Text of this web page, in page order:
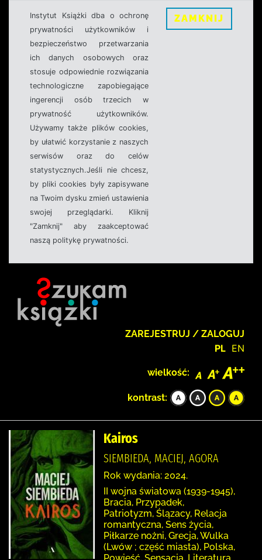
Instytut Książki dba o ochronę
prywatności użytkowników i
bezpieczeństwo przetwarzania
ich danych osobowych oraz
stosuje odpowiednie rozwiązania
technologiczne zapobiegające
ingerencji osób trzecich w
prywatność użytkowników.
Używamy także plików cookies,
by ułatwić korzystanie z naszych
serwisów oraz do celów
statystycznych.Jeśli nie chcesz,
by pliki cookies były zapisywane
na Twoim dysku zmień ustawienia
swojej przeglądarki. Kliknij
"Zamknij" aby zaakceptować
naszą politykę prywatności.
ZAMKNIJ
ZAREJESTRUJ / ZALOGUJ
PL EN
wielkość:
kontrast:
Kairos
SIEMBIEDA, MACIEJ, AGORA
Rok wydania: 2024.
II wojna światowa (1939-1945),
Bracia, Przypadek,
Patriotyzm, Ślązacy, Relacja
romantyczna, Sens życia,
Piłkarze nożni, Grecja, Wulka
(Lwów ; część miasta), Polska,
Powieść, Sensacja, Literatura